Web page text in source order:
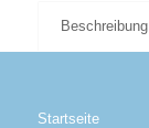
Beschreibung
Startseite